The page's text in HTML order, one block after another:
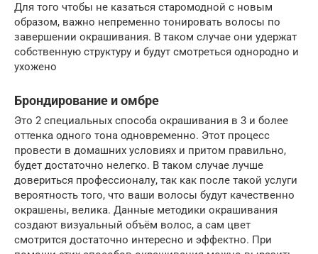
Для того чтобы не казаться старомодной с новым
образом, важно непременно тонировать волосы по
завершении окрашивания. В таком случае они удержат
собственную структуру и будут смотреться однородно и
ухожено
Брондирование и омбре
Это 2 специальных способа окрашивания в 3 и более
оттенка одного тона одновременно. Этот процесс
провести в домашних условиях и притом правильно,
будет достаточно нелегко. В таком случае лучше
довериться профессионалу, так как после такой услуги
вероятность того, что ваши волосы будут качественно
окрашены, велика. Данные методики окрашивания
создают визуальный объём волос, а сам цвет
смотрится достаточно интересно и эффектно. При